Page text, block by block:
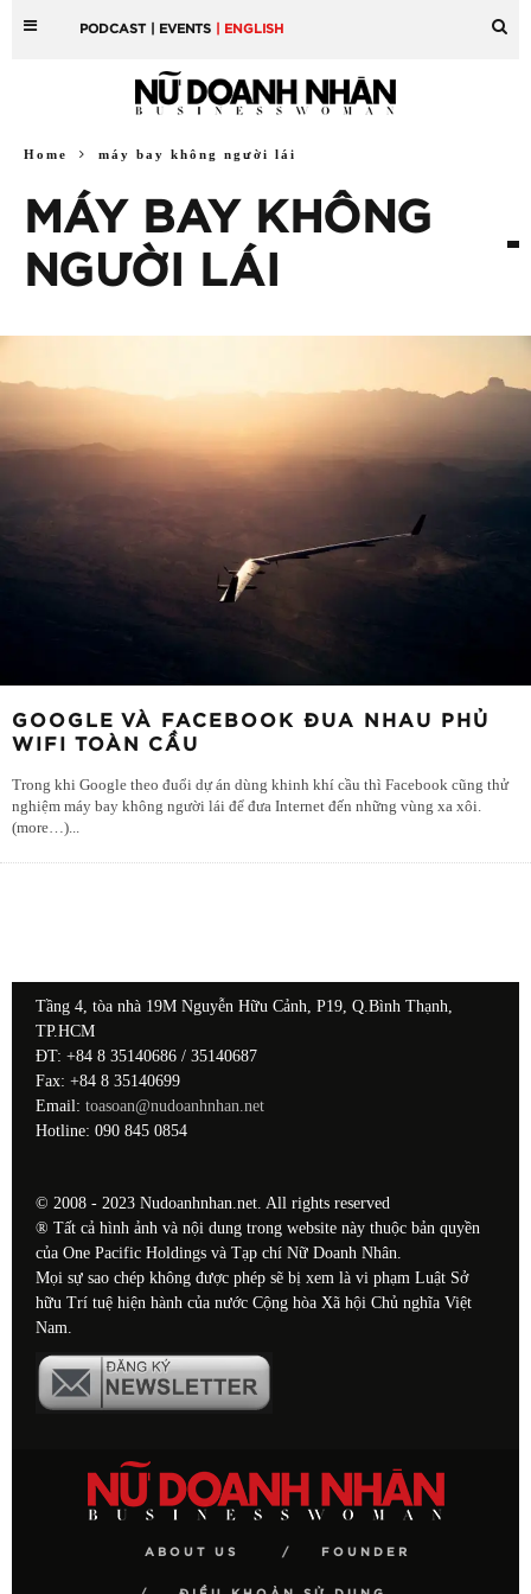
PODCAST | EVENTS | ENGLISH
Home máy bay không người lái
MÁY BAY KHÔNG
NGƯỜI LÁI
GOOGLE VÀ FACEBOOK ĐUA NHAU PHỦ
WIFI TOÀN CẦU
Trong khi Google theo đuổi dự án dùng khinh khí cầu thì Facebook cũng thử
nghiệm máy bay không người lái để đưa Internet đến những vùng xa xôi.
(more…)...
Tầng 4, tòa nhà 19M Nguyễn Hữu Cảnh, P19, Q.Bình Thạnh,
TP.HCM
ĐT: +84 8 35140686 / 35140687
Fax: +84 8 35140699
Email: toasoan@nudoanhnhan.net
Hotline: 090 845 0854
© 2008 - 2023 Nudoanhnhan.net. All rights reserved
® Tất cả hình ảnh và nội dung trong website này thuộc bản quyền
của One Pacific Holdings và Tạp chí Nữ Doanh Nhân.
Mọi sự sao chép không được phép sẽ bị xem là vi phạm Luật Sở
hữu Trí tuệ hiện hành của nước Cộng hòa Xã hội Chủ nghĩa Việt
Nam.
ABOUT US FOUNDER